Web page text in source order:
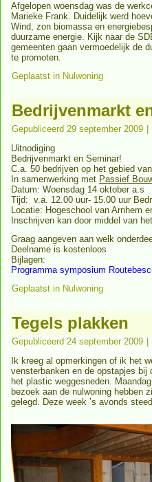
Afgelopen woensdag was de
Marieke Frank. Duidelijk werd
Wind, zon biomassa en
duurzame energie. Kijk naar de
gemeenten gaan vermoedelijk de
te promoten.
Geplaatst in Nulwoning
Bedrijvenmarkt
Gepubliceerd 29 september 2009
Uitnodiging
Bedrijvenmarkt en Seminar!
C.a. 50 bedrijven op het gebied
In samenwerking met Passief
Datum: Woensdag 14 oktober a.s
Tijd: v.a. 12.00 uur- 15.00 uur
Locatie: Hogeschool van Arnhem
Inschrijven kan door middel van
Graag aangeven aan welk
Deelname is kostenloos
Bijlagen:
Programma symposium
Geplaatst in Nulwoning
Tegels plakken
Gepubliceerd 24 september 2009
Ik kreeg al opmerkingen of ik het
vensterbanken en de opstapjes bij
het plastic weggesneden.
bezoek aan de nulwoning hebben
gelegd. Deze week ’s avonds